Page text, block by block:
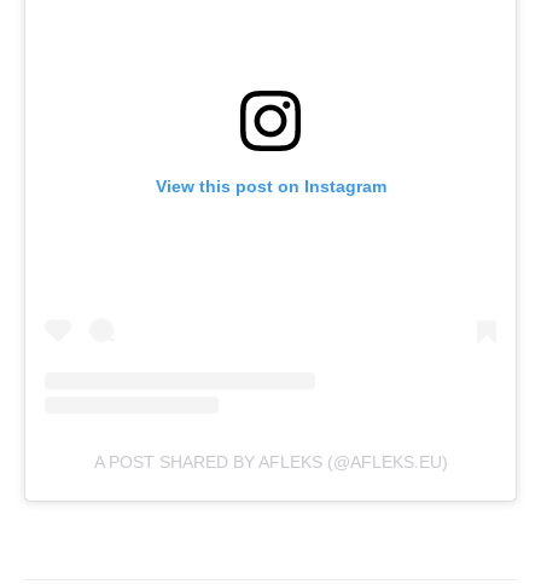
View this post on Instagram
A POST SHARED BY AFLEKS (@AFLEKS.EU)